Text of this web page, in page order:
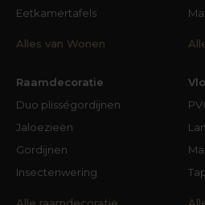
Eetkamertafels
Alles van Wonen
Raamdecoratie
Duo plisségordijnen
Jaloezieën
Gordijnen
Insectenwering